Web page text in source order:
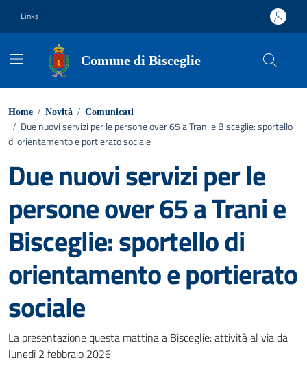
Links
Comune di Bisceglie
Home / Novità / Comunicati
/ Due nuovi servizi per le persone over 65 a Trani e Bisceglie: sportello
di orientamento e portierato sociale
Due nuovi servizi per le
persone over 65 a Trani e
Bisceglie: sportello di
orientamento e portierato
sociale
Dettagli della notizia
La presentazione questa mattina a Bisceglie: attività al via da
lunedì 2 febbraio 2026